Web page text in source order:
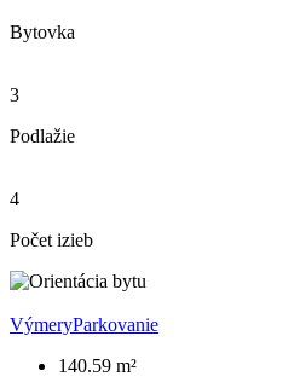
Bytovka
3
Podlažie
4
Počet izieb
VýmeryParkovanie
140.59 m²